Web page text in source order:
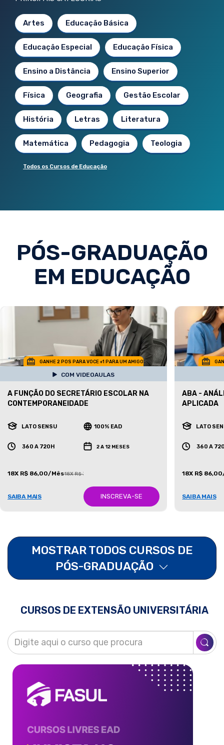
Artes Educação Básica
Educação Especial Educação Física
Ensino a Distância Ensino Superior
Física Geografia Gestão Escolar
História Letras Literatura
Matemática Pedagogia Teologia
Todos os Cursos de Educação
PÓS-GRADUAÇÃO
EM EDUCAÇÃO
GANHE 2 POS PARA VOCE +1 PARA UM AMIGO
COM VIDEOAULAS
A FUNÇÃO DO SECRETÁRIO ESCOLAR NA
CONTEMPORANEIDADE
LATO SENSU 100% EAD
360 A 720H 2 A 12 MESES
18X R$ 86,00/Mês18X R$ 387,00/Mês
SAIBA MAIS INSCREVA-SE
ABA -
APLICADA
LATO
360 A
18X R$
SAIBA MAIS
MOSTRAR TODOS CURSOS DE
PÓS-GRADUAÇÃO
CURSOS DE EXTENSÃO UNIVERSITÁRIA